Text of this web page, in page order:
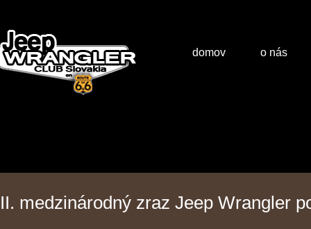
domov o nás
II. medzinárodný zraz Jeep Wrangler